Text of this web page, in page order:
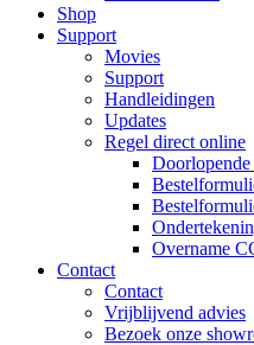
Shop
Support
Movies
Support
Handleidingen
Updates
Regel direct online
Overname
Contact
Contact
Vrijblijvend advies
Bezoek onze